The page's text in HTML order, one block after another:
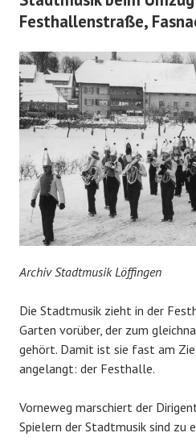
Festhallenstraße,
Archiv Stadtmusik Löffingen
Die Stadtmusik zieht in der
Garten vorüber, der zum
gehört. Damit ist sie fast am
angelangt: der Festhalle.
Vorneweg marschiert der
Spielern der Stadtmusik sind zu